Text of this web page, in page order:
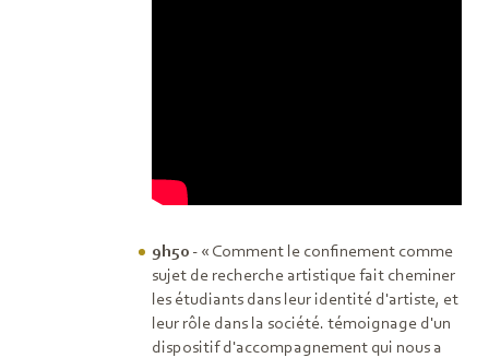
9h50- « Comment le confinement comme
sujet de recherche artistique fait cheminer
les étudiants dans leur identité d'artiste, et
leur rôle dans la société. témoignage d'un
dispositif d'accompagnement qui nous a